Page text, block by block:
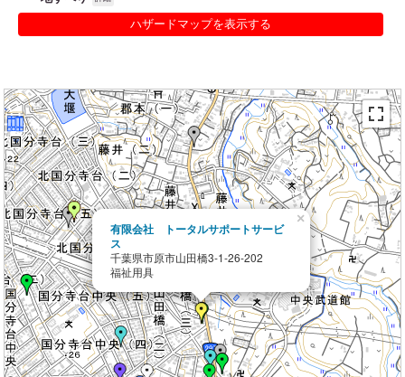
ハザードマップを表示する
有限会社 トータルサポートサービ
ス
千葉県市原市山田橋3-1-26-202
福祉用具
×